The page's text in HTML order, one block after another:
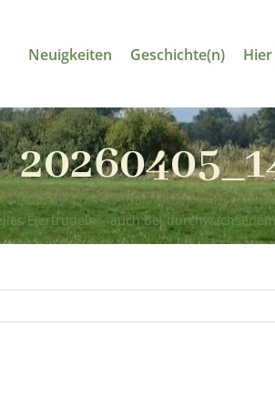
Neuigkeiten Geschichte(n)
Eiertrudeln – auch bei